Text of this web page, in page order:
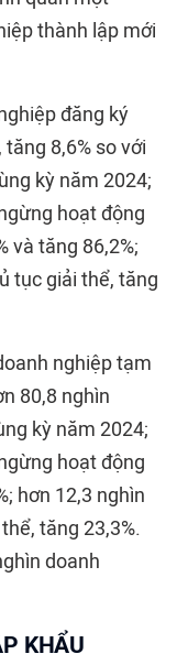
thành lập mới
đăng ký
8,6% so với
kỳ năm 2024;
hoạt động
và tăng 86,2%;
tục giải thể, tăng
nghiệp tạm
80,8 nghìn
kỳ năm 2024;
hoạt động
hơn 12,3 nghìn
tăng 23,3%.
doanh
KHẨU